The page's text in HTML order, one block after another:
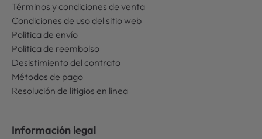
Términos y condiciones de venta
Condiciones de uso del sitio web
Política de envío
Política de reembolso
Desistimiento del contrato
Métodos de pago
Resolución de litigios en línea
Información legal